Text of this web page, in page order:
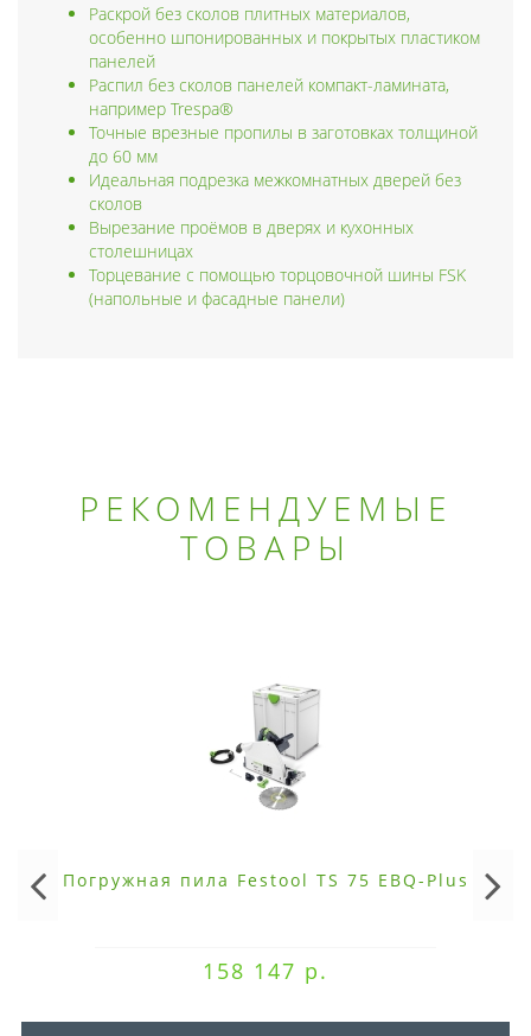
Раскрой без сколов плитных материалов,
особенно шпонированных и покрытых пластиком
панелей
Распил без сколов панелей компакт-ламината,
например Trespa®
Точные врезные пропилы в заготовках толщиной
до 60 мм
Идеальная подрезка межкомнатных дверей без
сколов
Вырезание проёмов в дверях и кухонных
столешницах
Торцевание с помощью торцовочной шины FSK
(напольные и фасадные панели)
РЕКОМЕНДУЕМЫЕ
ТОВАРЫ
Погружная пила Festool TS 75 EBQ-Plus
158 147 р.